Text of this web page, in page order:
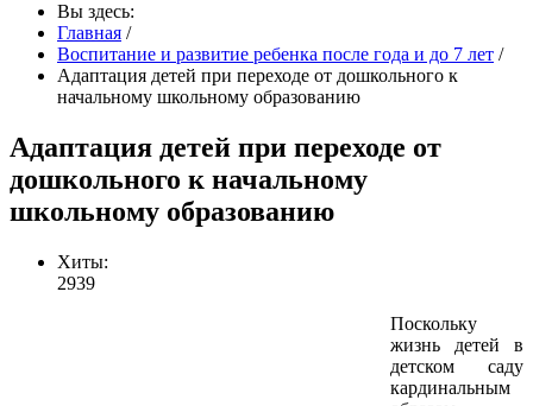
Вы здесь:
Главная /
Воспитание и развитие ребенка после года и до 7 лет /
Адаптация детей при переходе от дошкольного к
начальному школьному образованию
Адаптация детей при переходе от
дошкольного к начальному
школьному образованию
Хиты:
2939
Поскольку
жизнь детей в
детском саду
кардинальным